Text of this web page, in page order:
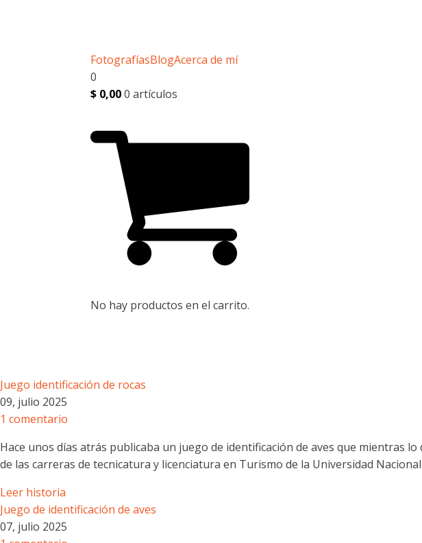
FotografíasBlogAcerca de mí
0
$ 0,000 artículos
No hay productos en el carrito.
Juego identificación de rocas
09, julio 2025
1 comentario
Hace unos días atrás publicaba un juego de identificación de aves que mientras
de las carreras de tecnicatura y licenciatura en Turismo de la Universidad
Leer historia
Juego de identificación de aves
07, julio 2025